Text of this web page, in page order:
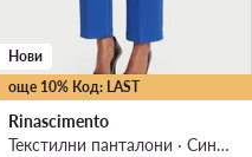
още 10% Код: LAST
Нови
Rinascimento
Текстилни панталони · Син · Regular Fit